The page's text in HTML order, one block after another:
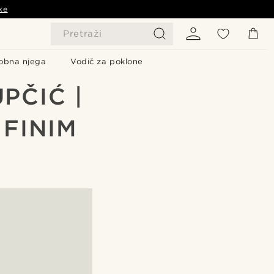
Pretraži
njega Vodič za poklone
|